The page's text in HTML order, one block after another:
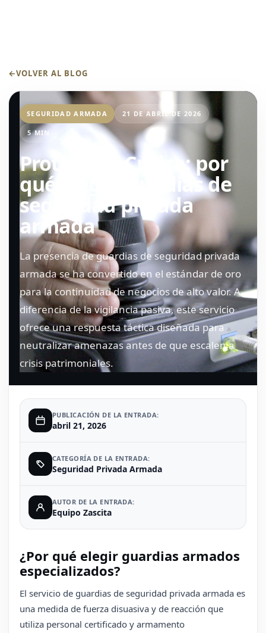
←VOLVER AL BLOG
SEGURIDAD ARMADA 21 DE ABRIL DE 2026
5 MIN
Protección Crítica: por
qué elegir guardias de
seguridad privada
armada
La presencia de guardias de seguridad privada
armada se ha convertido en el estándar de oro
para la continuidad de negocios de alto valor. A
diferencia de la vigilancia pasiva, este servicio
ofrece una respuesta táctica diseñada para
neutralizar amenazas antes de que escalen a
crisis patrimoniales.
PUBLICACIÓN DE LA ENTRADA:
abril 21, 2026
CATEGORÍA DE LA ENTRADA:
Seguridad Privada Armada
AUTOR DE LA ENTRADA:
Equipo Zascita
¿Por qué elegir guardias armados
especializados?
El servicio de guardias de seguridad privada armada es
una medida de fuerza disuasiva y de reacción que
utiliza personal certificado y armamento